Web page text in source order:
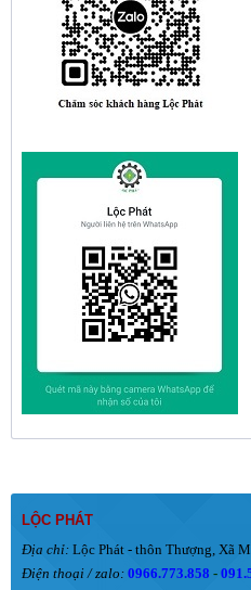
LỘC PHÁT
Địa chỉ: Lộc Phát - thôn Thượng, Xã
Điện thoại / zalo: 0966.773.858 -